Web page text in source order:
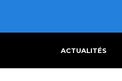
ACTUALITÉS